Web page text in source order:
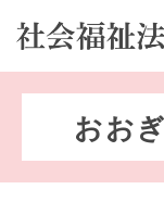
おお
ホー
お知